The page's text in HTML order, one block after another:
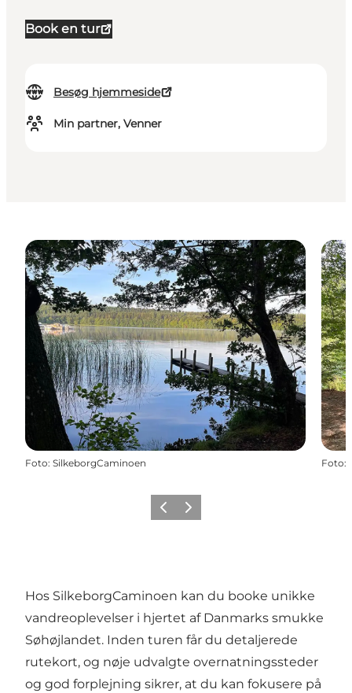
Book en tur
Besøg hjemmeside
Min partner, Venner
Foto: SilkeborgCaminoen Foto:
ForrigeNæste
Hos SilkeborgCaminoen kan du booke unikke
vandreoplevelser i hjertet af Danmarks smukke
Søhøjlandet. Inden turen får du detaljerede
rutekort, og nøje udvalgte overnatningssteder
og god forplejning sikrer, at du kan fokusere på